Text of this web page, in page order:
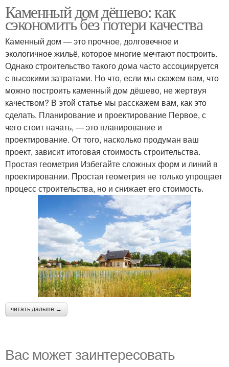
отделочных
материалах
материалы
Каменный дом дёшево: как
сэкономить без потери качества
Каменный дом — это прочное, долговечное и
экологичное жильё, которое многие мечтают построить.
Однако строительство такого дома часто ассоциируется
с высокими затратами. Но что, если мы скажем вам, что
можно построить каменный дом дёшево, не жертвуя
качеством? В этой статье мы расскажем вам, как это
сделать. Планирование и проектирование Первое, с
чего стоит начать, — это планирование и
проектирование. От того, насколько продуман ваш
проект, зависит итоговая стоимость строительства.
Простая геометрия Избегайте сложных форм и линий в
проектировании. Простая геометрия не только упрощает
процесс строительства, но и снижает его стоимость.
читать дальше →
Вас может заинтересовать